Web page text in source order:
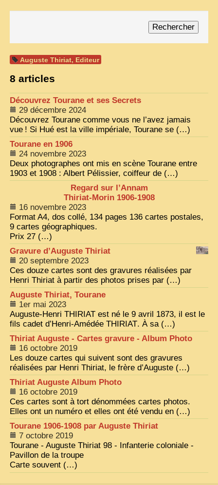
LAOS
VIETNAM 1950
ALBUMS DE FAMILLE
INDOCHINE HISTORIQUE
ARMÉE, JUSTICE, EDUCATION, RELIGION...
MÉTIERS, FÊTES, TRANSPORTS
TRADITIONS ET MODERNITÉ
INSOLITES
ENQUÊTES
L’ ACTU
2025 LAOS 1950 CPSM
2026 PERI, VIÊT-CONG
VIETNAM
ZOOM PHOTO
DÊ THAM
MUSÉES
ALBUMS FAMILLE
EN
Auguste Thiriat, Editeur
8 articles
Découvrez Tourane et ses Secrets
29 décembre 2024
Découvrez Tourane comme vous ne l’avez jamais
vue ! Si Hué est la ville impériale, Tourane se (…)
Tourane en 1906
24 novembre 2023
Deux photographes ont mis en scène Tourane entre
1903 et 1908 : Albert Pélissier, coiffeur de (…)
Regard sur l’Annam
Thiriat-Morin 1906-1908
16 novembre 2023
Format A4, dos collé, 134 pages 136 cartes postales,
9 cartes géographiques.
Prix 27 (…)
Gravure d’Auguste Thiriat
20 septembre 2023
Ces douze cartes sont des gravures réalisées par
Henri Thiriat à partir des photos prises par (…)
Auguste Thiriat, Tourane
1er mai 2023
Auguste-Henri THIRIAT est né le 9 avril 1873, il est le
fils cadet d’Henri-Amédée THIRIAT. À sa (…)
Thiriat Auguste - Cartes gravure - Album Photo
16 octobre 2019
Les douze cartes qui suivent sont des gravures
réalisées par Henri Thiriat, le frère d’Auguste (…)
Thiriat Auguste Album Photo
16 octobre 2019
Ces cartes sont à tort dénommées cartes photos.
Elles ont un numéro et elles ont été vendu en (…)
Tourane 1906-1908 par Auguste Thiriat
7 octobre 2019
Tourane - Auguste Thiriat 98 - Infanterie coloniale -
Pavillon de la troupe
Carte souvent (…)